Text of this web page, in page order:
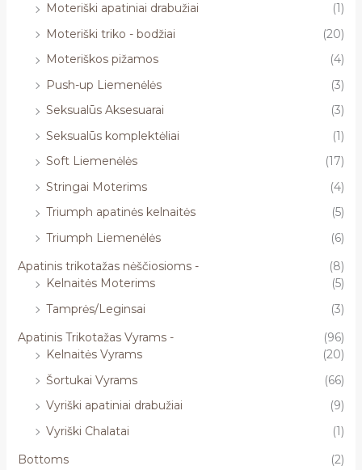
Moteriški apatiniai drabužiai
(1)
Moteriški triko - bodžiai
(20)
Moteriškos pižamos
(4)
Push-up Liemenėlės
(3)
Seksualūs Aksesuarai
(3)
Seksualūs komplektėliai
(1)
Soft Liemenėlės
(17)
Stringai Moterims
(4)
Triumph apatinės kelnaitės
(5)
Triumph Liemenėlės
(6)
Apatinis trikotažas nėščiosioms -
(8)
Kelnaitės Moterims
(5)
Tamprės/Leginsai
(3)
Apatinis Trikotažas Vyrams -
(96)
Kelnaitės Vyrams
(20)
Šortukai Vyrams
(66)
Vyriški apatiniai drabužiai
(9)
Vyriški Chalatai
(1)
Bottoms
(2)